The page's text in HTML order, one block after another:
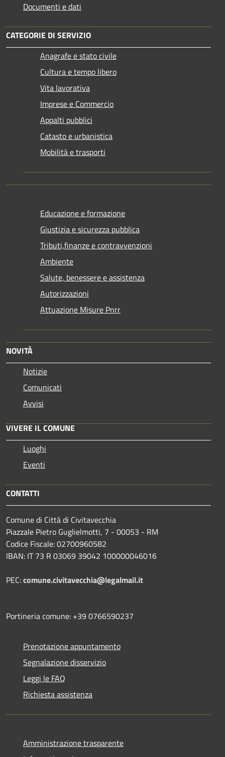
Documenti e dati
CATEGORIE DI SERVIZIO
Anagrafe e stato civile
Cultura e tempo libero
Vita lavorativa
Imprese e Commercio
Appalti pubblici
Catasto e urbanistica
Mobilità e trasporti
Educazione e formazione
Giustizia e sicurezza pubblica
Tributi,finanze e contravvenzioni
Ambiente
Salute, benessere e assistenza
Autorizzazioni
Attuazione Misure Pnrr
NOVITÀ
Notizie
Comunicati
Avvisi
VIVERE IL COMUNE
Luoghi
Eventi
CONTATTI
Comune di Città di Civitavecchia
Piazzale Pietro Guglielmotti, 7 - 00053 - RM
Codice Fiscale: 02700960582
IBAN: IT 73 R 03069 39042 100000046016
PEC:comune.civitavecchia@legalmail.it
Portineria comune: +39 0766590237
Prenotazione appuntamento
Segnalazione disservizio
Leggi le FAQ
Richiesta assistenza
Amministrazione trasparente